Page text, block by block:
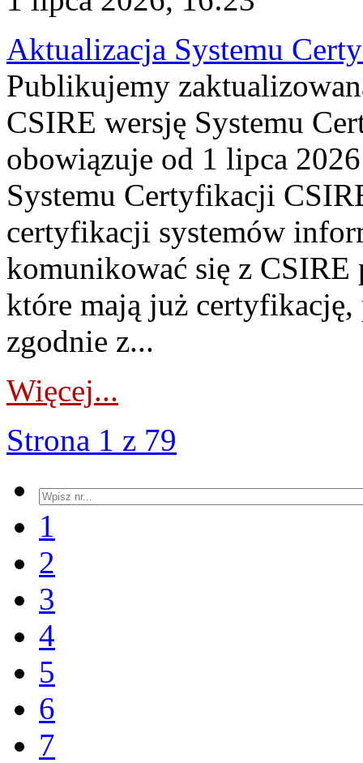
Aktualizacja Systemu
Publikujemy
CSIRE wersję Systemu
obowiązuje od 1 lipca
Systemu Certyfikacji
certyfikacji systemów
komunikować się z
które mają już
zgodnie z...
Więcej...
Strona 1 z 79
1
2
3
4
5
6
7